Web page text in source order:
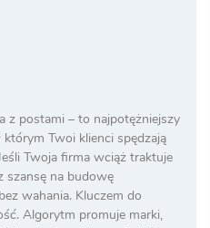
z postami – to najpotężniejszy
Twoi klienci spędzają
Twoja firma wciąż traktuje
szansę na budowę
wahania. Kluczem do
Algorytm promuje marki,